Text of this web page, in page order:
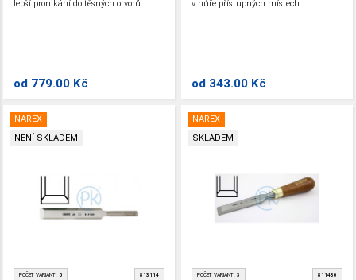
lepší pronikání do těsných otvorů.
od 779.00 Kč
v hůře přístupných místech.
od 343.00 Kč
NAREX
NENÍ SKLADEM
POČET VARIANT: 5 813114
NAREX
SKLADEM
POČET VARIANT: 3 811430